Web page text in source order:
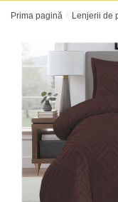
Prima pagină / Lenjerii de